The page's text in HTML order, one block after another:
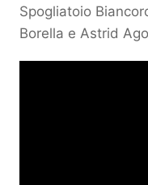
Spogliatoio
Borella e Astrid